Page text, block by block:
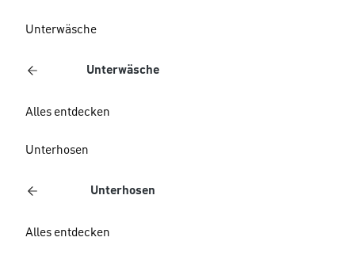
Unterwäsche
Unterwäsche
Alles entdecken
Unterhosen
Unterhosen
Alles entdecken